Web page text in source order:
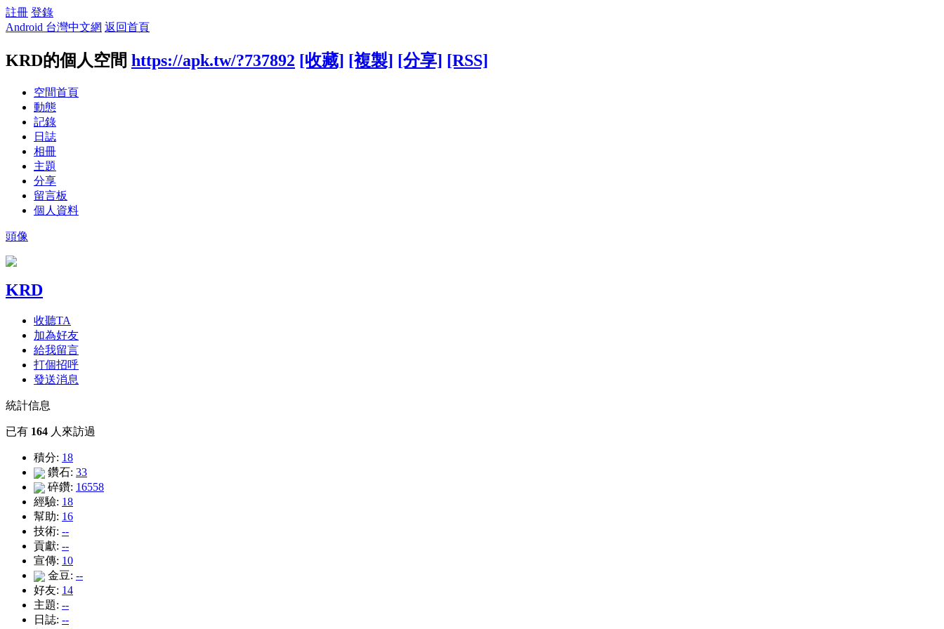
註冊 登錄
Android 台灣中文網 返回首頁
KRD的個人空間 https://apk.tw/?737892 [收藏] [複製] [分享] [RSS]
空間首頁
動態
記錄
日誌
相冊
主題
分享
留言板
個人資料
頭像
KRD
收聽TA
加為好友
給我留言
打個招呼
發送消息
統計信息
已有 164 人來訪過
積分: 18
鑽石: 33
碎鑽: 16558
經驗: 18
幫助: 16
技術: --
貢獻: --
宣傳: 10
金豆: --
好友: 14
主題: --
日誌: --